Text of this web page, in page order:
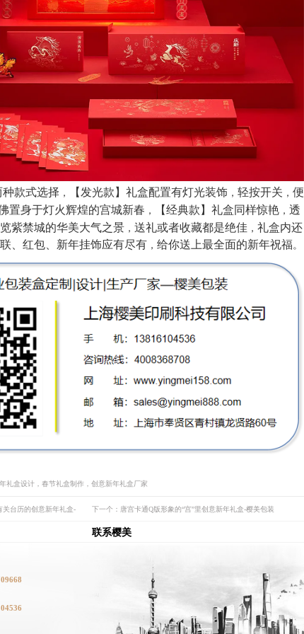
款式选择 ， 【发光款】礼盒配置有灯光装饰 ，轻按开关 ，便
置身于灯火辉煌的宫城新春 ， 【经典款】礼盒同样惊艳 ， 透
紫禁城的华美大气之景 ， 送礼或者收藏都是绝佳 ， 礼盒内还
、红包、新年挂饰应有尽有 ， 给你送上最全面的新年祝福。
礼盒设计，春节礼盒制作，创意新年礼盒厂家
关台历的创意新年礼盒- 下一个：唐宫卡通Q版形象的“宫”里创意新年礼盒-樱美包装
联系樱美